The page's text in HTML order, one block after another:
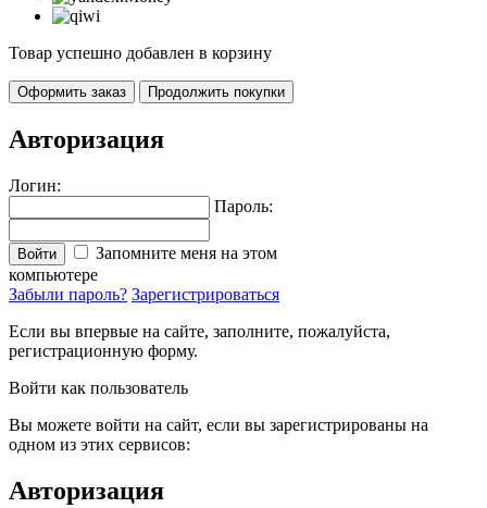
Товар успешно добавлен в корзину
Оформить заказ Продолжить покупки
Авторизация
Логин:
Пароль:
Войти
Запомните меня на этом
компьютере
Забыли пароль? Зарегистрироваться
Если вы впервые на сайте, заполните, пожалуйста,
регистрационную форму.
Войти как пользователь
Вы можете войти на сайт, если вы зарегистрированы на
одном из этих сервисов:
Авторизация